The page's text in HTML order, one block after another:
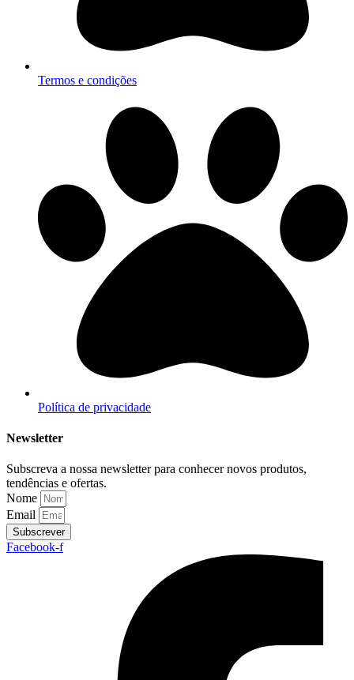
Termos e condições
Política de privacidade
Newsletter
Subscreva a nossa newsletter para conhecer novos produtos,
tendências e ofertas.
Nome
Email
Subscrever
Facebook-f